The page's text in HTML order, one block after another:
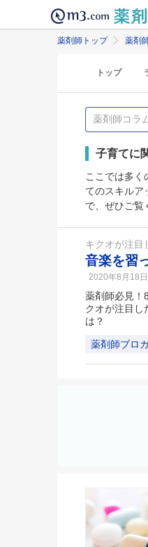
薬剤師トップ 薬剤
トップ
子育てに
ここでは多く
てのスキルア
で、ぜひご覧
キクオが注目
音楽を習
2020年8月18日
薬剤師必見！
クオが注目し
は？
薬剤師ブロ